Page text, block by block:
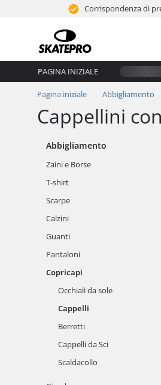
Corrispondenza di
PAGINA INIZIALE
Pagina iniziale Abbigliamento
Cappellini
Abbigliamento
Zaini e Borse
T-shirt
Scarpe
Calzini
Guanti
Pantaloni
Copricapi
Occhiali da sole
Cappelli
Berretti
Cappelli da Sci
Scaldacollo